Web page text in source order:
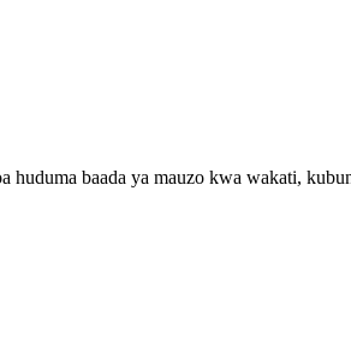
baada ya mauzo kwa wakati,